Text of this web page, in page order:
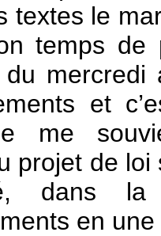
textes le
temps de
mercredi
et
me
projet de loi
dans
en